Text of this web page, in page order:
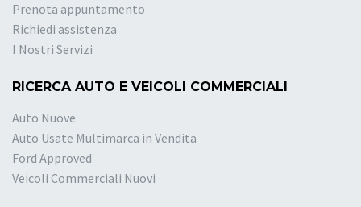
Prenota appuntamento
Richiedi assistenza
I Nostri Servizi
RICERCA AUTO E VEICOLI COMMERCIALI
Auto Nuove
Auto Usate Multimarca in Vendita
Ford Approved
Veicoli Commerciali Nuovi